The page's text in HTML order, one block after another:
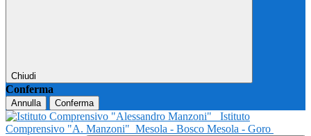
Chiudi
Conferma
Annulla Conferma
Istituto
Comprensivo "A. Manzoni" Mesola - Bosco Mesola - Goro